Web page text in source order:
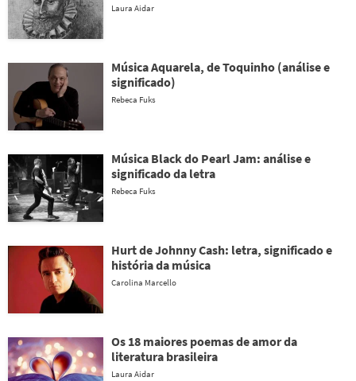
Laura Aidar
Música Aquarela, de Toquinho (análise e
significado)
Rebeca Fuks
Música Black do Pearl Jam: análise e
significado da letra
Rebeca Fuks
Hurt de Johnny Cash: letra, significado e
história da música
Carolina Marcello
Os 18 maiores poemas de amor da
literatura brasileira
Laura Aidar